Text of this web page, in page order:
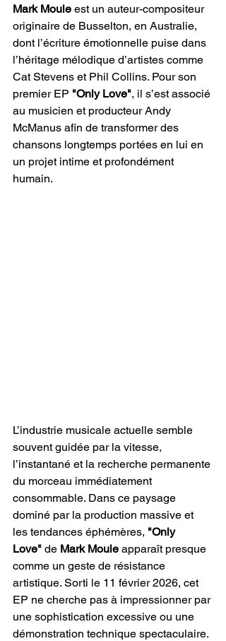
Mark Moule est un auteur-compositeur
originaire de Busselton, en Australie,
dont l’écriture émotionnelle puise dans
l’héritage mélodique d’artistes comme
Cat Stevens et Phil Collins. Pour son
premier EP "Only Love", il s’est associé
au musicien et producteur Andy
McManus afin de transformer des
chansons longtemps portées en lui en
un projet intime et profondément
humain.
L’industrie musicale actuelle semble
souvent guidée par la vitesse,
l’instantané et la recherche permanente
du morceau immédiatement
consommable. Dans ce paysage
dominé par la production massive et
les tendances éphémères, "Only
Love" de Mark Moule apparaît presque
comme un geste de résistance
artistique. Sorti le 11 février 2026, cet
EP ne cherche pas à impressionner par
une sophistication excessive ou une
démonstration technique spectaculaire.